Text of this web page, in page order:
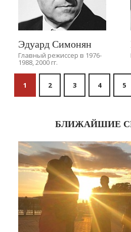
Эдуард Симонян
Главный режиссер в 1976-
1988, 2000 гг.
1 2 3 4 5
БЛИЖАЙШИЕ